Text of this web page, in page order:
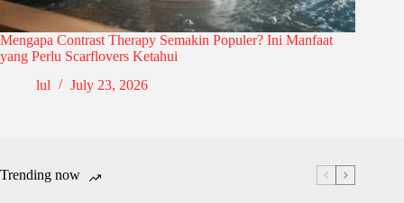
Mengapa Contrast Therapy Semakin Populer? Ini Manfaat
yang Perlu Scarflovers Ketahui
lul
July 23, 2026
Trending now